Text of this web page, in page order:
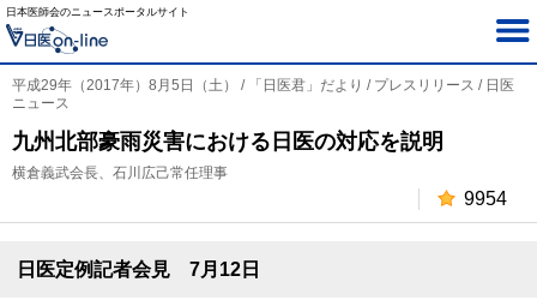
日本医師会のニュースポータルサイト
平成29年（2017年）8月5日（土） / 「日医君」だより / プレスリリース / 日医
ニュース
九州北部豪雨災害における日医の対応を説明
横倉義武会長、石川広己常任理事
9954
日医定例記者会見 7月12日